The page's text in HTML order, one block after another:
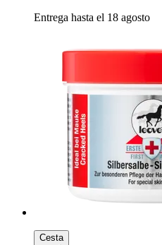
Entrega hasta el 18 agosto
Cesta